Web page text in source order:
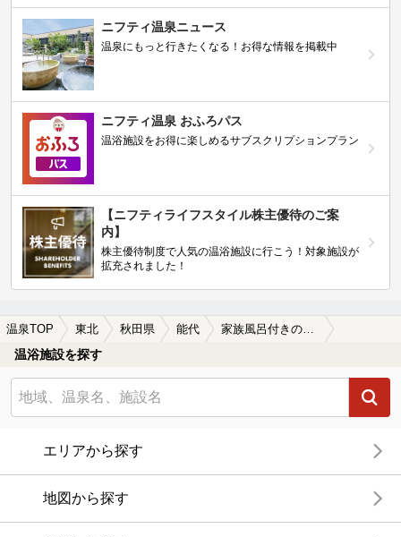
ニフティ温泉ニュース
温泉にもっと行きたくなる！お得な情報を掲載中
ニフティ温泉 おふろパス
温浴施設をお得に楽しめるサブスクリプションプラン
【ニフティライフスタイル株主優待のご案
内】
株主優待制度で人気の温浴施設に行こう！対象施設が
拡充されました！
温泉TOP 東北 秋田県 能代 家族風呂付きの能代の温泉、日帰り温泉、スーパー銭湯おすすめ
温浴施設を探す
エリアから探す
地図から探す